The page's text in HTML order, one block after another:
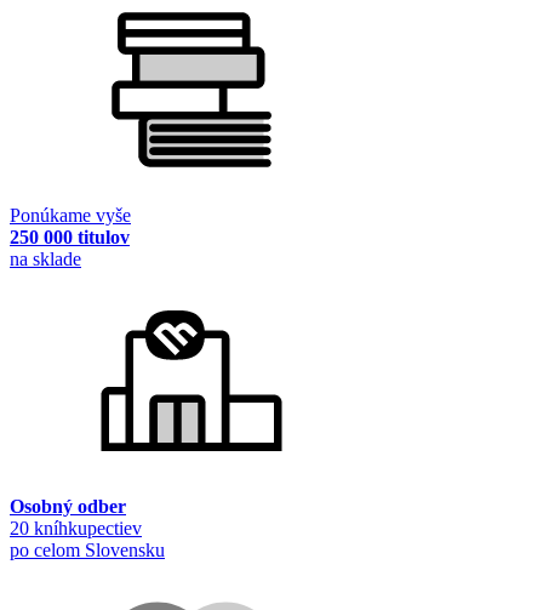
Ponúkame vyše
250 000 titulov
na sklade
Osobný odber
20 kníhkupectiev
po celom Slovensku